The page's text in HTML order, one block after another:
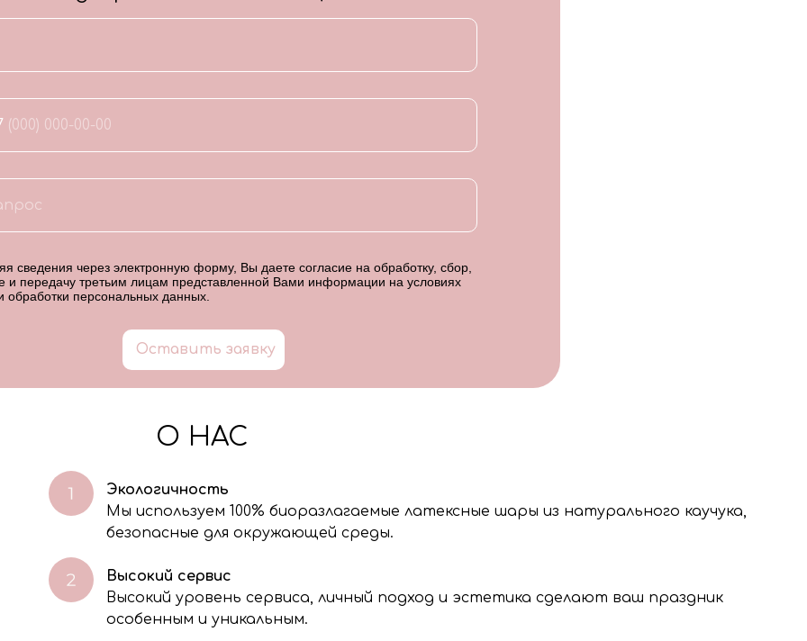
сведения через электронную форму, Вы даете согласие на обработку, сбор,
и передачу третьим лицам представленной Вами информации на условиях
обработки персональных данных.
Оставить заявку
О НАС
Экологичность
Мы используем 100% биоразлагаемые латексные шары из натурального каучука,
безопасные для окружающей среды.
Высокий сервис
Высокий уровень сервиса, личный подход и эстетика сделают ваш праздник
особенным и уникальным.